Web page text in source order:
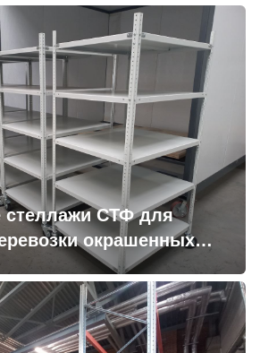
СТФ для
окрашенных